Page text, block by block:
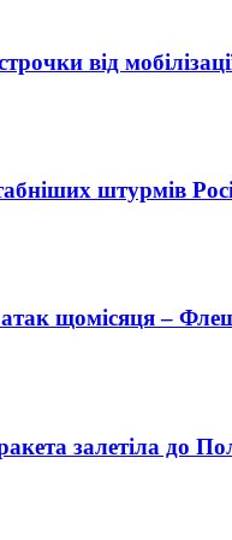
від
штурмів
атак щомісяця –
залетіла до